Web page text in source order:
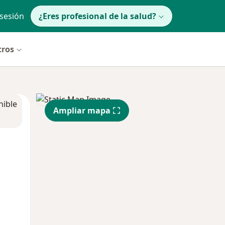
¿Eres profesional de la salud?
Ampliar mapa